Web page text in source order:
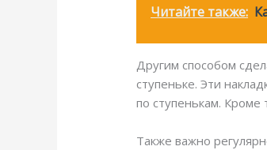
Читайте также:
Другим способом
ступеньке. Эти
по ступенькам. Кроме
Также важно